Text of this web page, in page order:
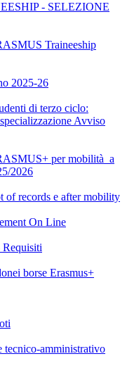
- SELEZIONE
Traineeship
2025-26
di terzo ciclo:
Avviso
per mobilità a
2026
of records e after mobility
On Line
borse Erasmus+
amministrativo